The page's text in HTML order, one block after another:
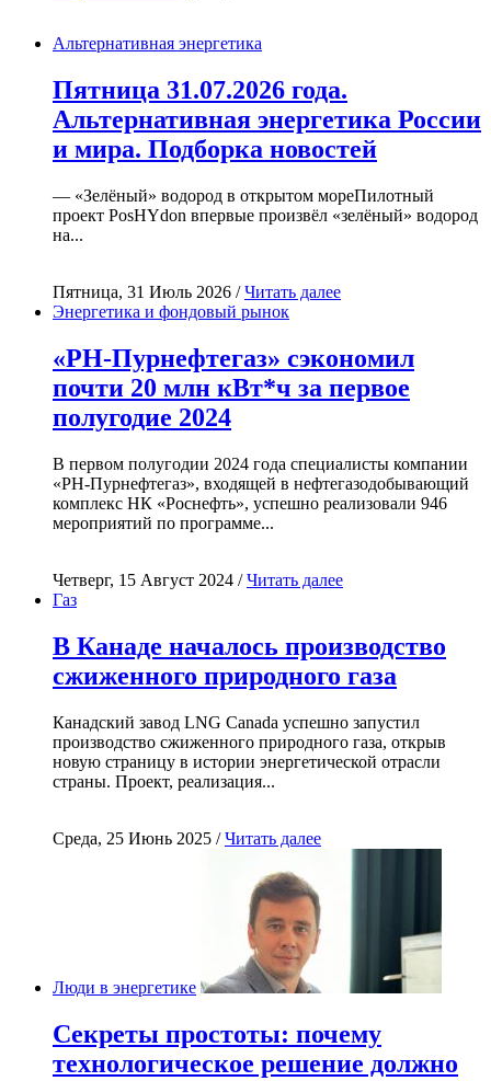
Альтернативная энергетика
Пятница 31.07.2026 года.
Альтернативная энергетика России
и мира. Подборка новостей
— «Зелёный» водород в открытом мореПилотный
проект PosHYdon впервые произвёл «зелёный» водород
на...
Пятница, 31 Июль 2026 /Читать далее
Энергетика и фондовый рынок
«РН-Пурнефтегаз» сэкономил
почти 20 млн кВт*ч за первое
полугодие 2024
В первом полугодии 2024 года специалисты компании
«РН-Пурнефтегаз», входящей в нефтегазодобывающий
комплекс НК «Роснефть», успешно реализовали 946
мероприятий по программе...
Четверг, 15 Август 2024 /Читать далее
Газ
В Канаде началось производство
сжиженного природного газа
Канадский завод LNG Canada успешно запустил
производство сжиженного природного газа, открыв
новую страницу в истории энергетической отрасли
страны. Проект, реализация...
Среда, 25 Июнь 2025 /Читать далее
Люди в энергетике
Секреты простоты: почему
технологическое решение должно